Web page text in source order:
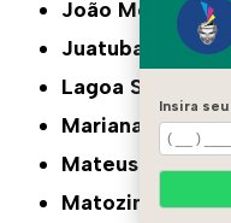
João
Juatuba
Lagoa Santa
Mariana
Mateus Leme
Matozinhos
Insira